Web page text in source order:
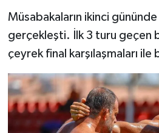
Müsabakaların ikinci
gerçekleşti. İlk 3 turu geçen
çeyrek final karşılaşmaları ile